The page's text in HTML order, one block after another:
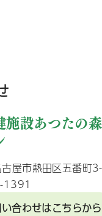
施設あつたの
屋市熱田区五番町
1391
合わせはこちらから